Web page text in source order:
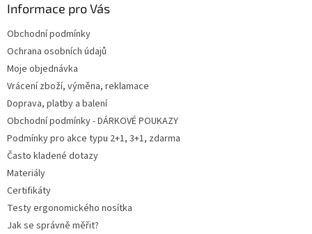
Informace pro Vás
Obchodní podmínky
Ochrana osobních údajů
Moje objednávka
Vrácení zboží, výměna, reklamace
Doprava, platby a balení
Obchodní podmínky - DÁRKOVÉ POUKAZY
Podmínky pro akce typu 2+1, 3+1, zdarma
Často kladené dotazy
Materiály
Certifikáty
Testy ergonomického nosítka
Jak se správně měřit?